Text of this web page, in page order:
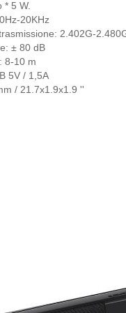
5 W.
20KHz
2.402G-
± 80 dB
8-10 m
5V / 1,5A
/ 21.7x1.9x1.9 ''